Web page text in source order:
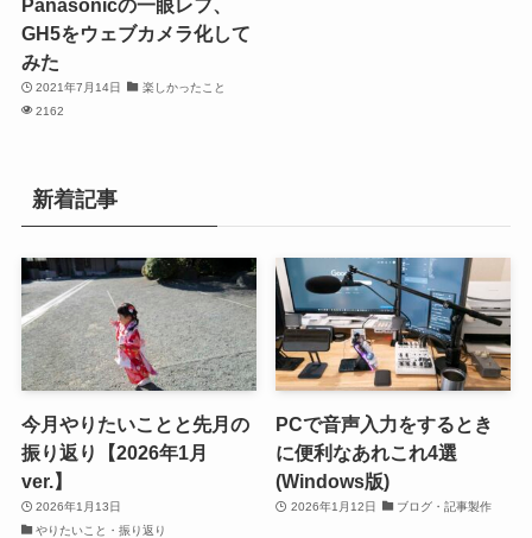
Panasonicの一眼レフ、
GH5をウェブカメラ化して
みた
2021年7月14日
楽しかったこと
2162
新着記事
今月やりたいことと先月の
振り返り【2026年1月
ver.】
2026年1月13日
やりたいこと・振り返り
PCで音声入力をするとき
に便利なあれこれ4選
(Windows版)
2026年1月12日 ブログ・記事製作